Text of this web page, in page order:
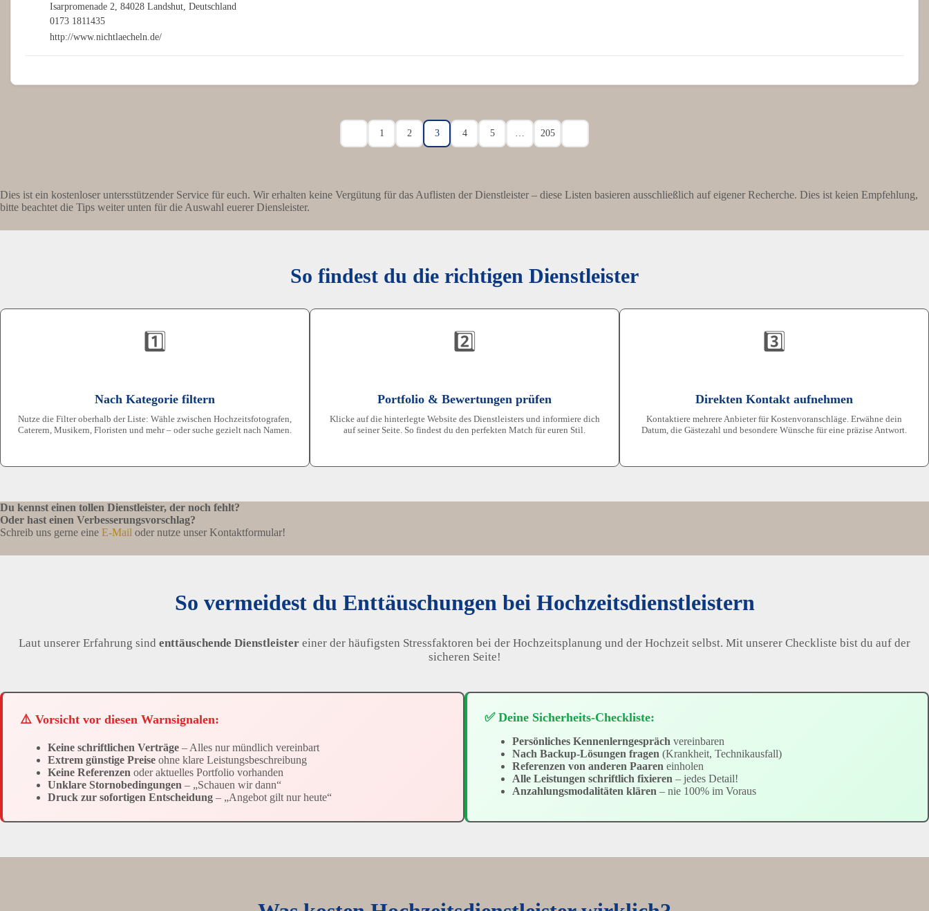
Isarpromenade 2, 84028 Landshut, Deutschland
0173 1811435
http://www.nichtlaecheln.de/
1 2 3 4 5 205
Dies ist ein kostenloser untersstützender Service für euch. Wir erhalten keine Vergütung für das Auflisten der Dienstleister – diese Listen basieren ausschließlich auf eigener Recherche. Dies ist keien Empfehlung,
bitte beachtet die Tips weiter unten für die Auswahl euerer Diensleister.
So findest du die richtigen Dienstleister
1️⃣
Nach Kategorie filtern
Nutze die Filter oberhalb der Liste: Wähle zwischen Hochzeitsfotografen,
Caterern, Musikern, Floristen und mehr – oder suche gezielt nach Namen.
2️⃣
Portfolio & Bewertungen prüfen
Klicke auf die hinterlegte Website des Dienstleisters und informiere dich
auf seiner Seite. So findest du den perfekten Match für euren Stil.
3️⃣
Direkten Kontakt aufnehmen
Kontaktiere mehrere Anbieter für Kostenvoranschläge. Erwähne dein
Datum, die Gästezahl und besondere Wünsche für eine präzise Antwort.
Du kennst einen tollen Dienstleister, der noch fehlt?
Oder hast einen Verbesserungsvorschlag?
Schreib uns gerne eine E-Mail oder nutze unser Kontaktformular!
So vermeidest du Enttäuschungen bei Hochzeitsdienstleistern
Laut unserer Erfahrung sind enttäuschende Dienstleister einer der häufigsten Stressfaktoren bei der Hochzeitsplanung und der Hochzeit selbst. Mit unserer Checkliste bist du auf der
sicheren Seite!
⚠️ Vorsicht vor diesen Warnsignalen:
Keine schriftlichen Verträge – Alles nur mündlich vereinbart
Extrem günstige Preise ohne klare Leistungsbeschreibung
Keine Referenzen oder aktuelles Portfolio vorhanden
Unklare Stornobedingungen – „Schauen wir dann“
Druck zur sofortigen Entscheidung – „Angebot gilt nur heute“
✅ Deine Sicherheits-Checkliste:
Persönliches Kennenlerngespräch vereinbaren
Nach Backup-Lösungen fragen (Krankheit, Technikausfall)
Referenzen von anderen Paaren einholen
Alle Leistungen schriftlich fixieren – jedes Detail!
Anzahlungsmodalitäten klären – nie 100% im Voraus